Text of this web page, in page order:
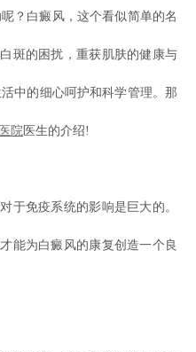
？白癜风，这个看似简单的名
斑的困扰，重获肌肤的健康与
中的细心呵护和科学管理。那
院 医生的介绍!
免疫系统的影响是巨大的。
能为白癜风的康复创造一个良